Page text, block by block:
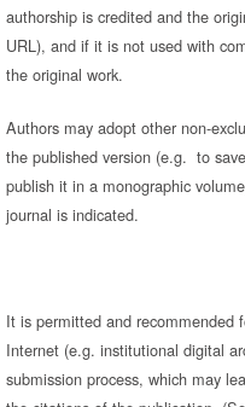
authorship is credited and the
URL), and if it is not used with
the original work.
Authors may adopt other non-
the published version (e.g. to
publish it in a monographic
journal is indicated.
It is permitted and recommended
Internet (e.g. institutional digital
submission process, which may